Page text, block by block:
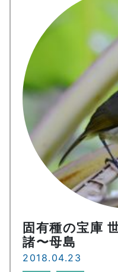
固有種の宝庫
諸〜母島
2018.04.23